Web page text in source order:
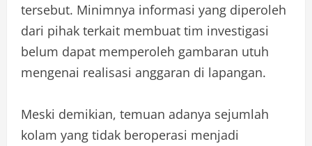
tersebut. Minimnya informasi yang diperoleh
dari pihak terkait membuat tim investigasi
belum dapat memperoleh gambaran utuh
mengenai realisasi anggaran di lapangan.
Meski demikian, temuan adanya sejumlah
kolam yang tidak beroperasi menjadi